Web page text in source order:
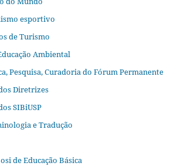
esportivo
de Turismo
Ambiental
Pesquisa, Curadoria do Fórum Permanente
Diretrizes
SIBiUSP
e Tradução
de Educação Básica